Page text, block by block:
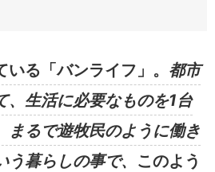
る「バンライフ」。 都市
、生活に必要なものを1台
まるで遊牧民のように働き
暮らしの事で、 このよう